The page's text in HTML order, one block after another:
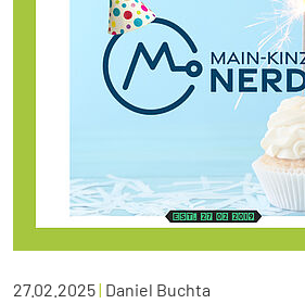
27.02.2025| Daniel Buchta